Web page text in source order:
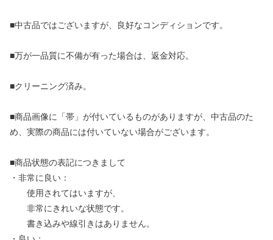
■中古品ではございますが、良好なコンディションです。
■万が一品質に不備が有った場合は、返金対応。
■クリーニング済み。
■商品画像に「帯」が付いているものがありますが、中古品のた
め、実際の商品には付いていない場合がございます。
■商品状態の表記につきまして
・非常に良い：
使用されてはいますが、
非常にきれいな状態です。
書き込みや線引きはありません。